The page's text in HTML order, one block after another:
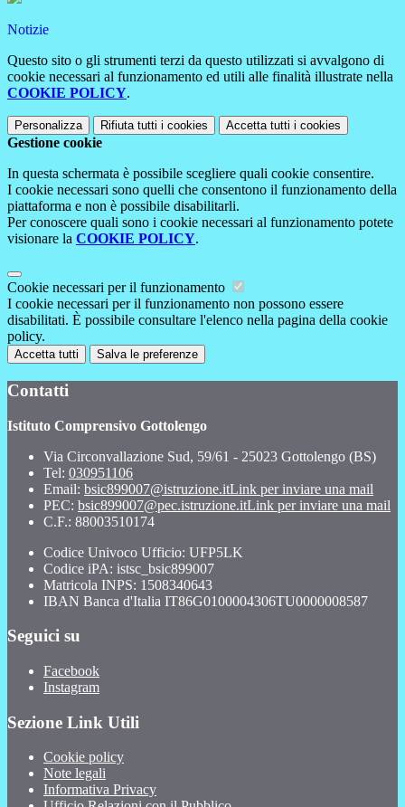
Notizie
Questo sito o gli strumenti terzi da questo utilizzati si avvalgono di
cookie necessari al funzionamento ed utili alle finalità illustrate nella
COOKIE POLICY.
Personalizza Rifiuta tutti i cookies Accetta tutti i cookies
Gestione cookie
In questa schermata è possibile scegliere quali cookie consentire.
I cookie necessari sono quelli che consentono il funzionamento della
piattaforma e non è possibile disabilitarli.
Per conoscere quali sono i cookie necessari al funzionamento potete
visionare la COOKIE POLICY.
Cookie necessari per il funzionamento
I cookie necessari per il funzionamento non possono essere
disabilitati. È possibile consultare l'elenco nella pagina della cookie
policy.
Accetta tutti Salva le preferenze
Contatti
Istituto Comprensivo Gottolengo
Via Circonvallazione Sud, 59/61 - 25023 Gottolengo (BS)
Tel: 030951106
Email: bsic899007@istruzione.itLink per inviare una mail
PEC: bsic899007@pec.istruzione.itLink per inviare una mail
C.F.: 88003510174
Codice Univoco Ufficio: UFP5LK
Codice iPA: istsc_bsic899007
Matricola INPS: 1508340643
IBAN Banca d'Italia IT86G0100004306TU0000008587
Seguici su
Facebook
Instagram
Sezione Link Utili
Cookie policy
Note legali
Informativa Privacy